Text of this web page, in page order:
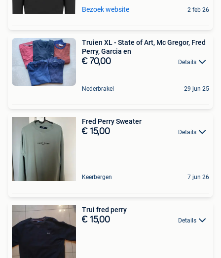
Bezoek website 2 feb 26
Truien XL - State of Art, Mc Gregor, Fred
Perry, Garcia en
€ 70,00 Details
Nederbrakel 29 jun 25
Fred Perry Sweater
€ 15,00 Details
Keerbergen 7 jun 26
Trui fred perry
€ 15,00 Details